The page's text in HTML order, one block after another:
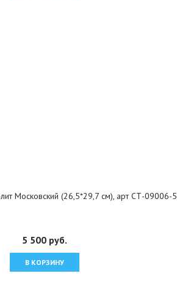
Московский (26,5*29,7 см), арт СТ-09006-5
5 500 руб.
В КОРЗИНУ